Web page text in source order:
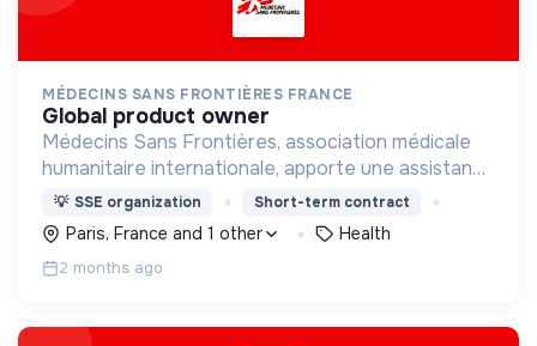
MÉDECINS SANS FRONTIÈRES FRANCE
global product owner
Médecins Sans Frontières, association médicale
humanitaire internationale, apporte une assistance
médicale à des populations dont la vie est
menacée.
💡 SSE organization Short-term contract
Paris, France and 1 other Health
2 months ago